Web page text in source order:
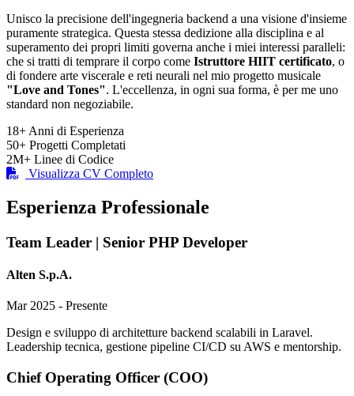
Unisco la precisione dell'ingegneria backend a una visione d'insieme
puramente strategica. Questa stessa dedizione alla disciplina e al
superamento dei propri limiti governa anche i miei interessi paralleli:
che si tratti di temprare il corpo come Istruttore HIIT certificato, o
di fondere arte viscerale e reti neurali nel mio progetto musicale
"Love and Tones". L'eccellenza, in ogni sua forma, è per me uno
standard non negoziabile.
18+ Anni di Esperienza
50+ Progetti Completati
2M+ Linee di Codice
Visualizza CV Completo
Esperienza Professionale
Team Leader | Senior PHP Developer
Alten S.p.A.
Mar 2025 - Presente
Design e sviluppo di architetture backend scalabili in Laravel.
Leadership tecnica, gestione pipeline CI/CD su AWS e mentorship.
Chief Operating Officer (COO)